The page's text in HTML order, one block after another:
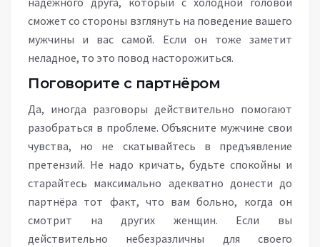
сможет со стороны взглянуть на поведение вашего
мужчины и вас самой. Если он тоже заметит
неладное, то это повод насторожиться.
Поговорите с партнёром
Да, иногда разговоры действительно помогают
разобраться в проблеме. Объясните мужчине свои
чувства, но не скатывайтесь в предъявление
претензий. Не надо кричать, будьте спокойны и
старайтесь максимально адекватно донести до
партнёра тот факт, что вам больно, когда он
смотрит на других женщин. Если вы
действительно небезразличны для своего